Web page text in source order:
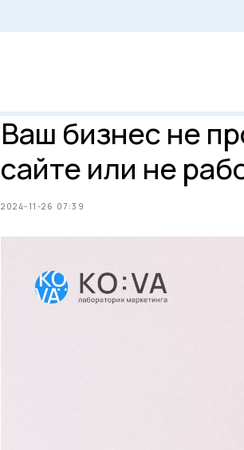
Ваш бизнес не
сайте или не
2024-11-26 07:39